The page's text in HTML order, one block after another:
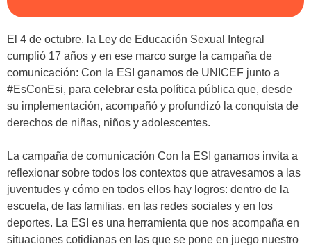
El 4 de octubre, la Ley de Educación Sexual Integral
cumplió 17 años y en ese marco surge la campaña de
comunicación: Con la ESI ganamos de UNICEF junto a
#EsConEsi, para celebrar esta política pública que, desde
su implementación, acompañó y profundizó la conquista de
derechos de niñas, niños y adolescentes.
La campaña de comunicación Con la ESI ganamos invita a
reflexionar sobre todos los contextos que atravesamos a las
juventudes y cómo en todos ellos hay logros: dentro de la
escuela, de las familias, en las redes sociales y en los
deportes. La ESI es una herramienta que nos acompaña en
situaciones cotidianas en las que se pone en juego nuestro